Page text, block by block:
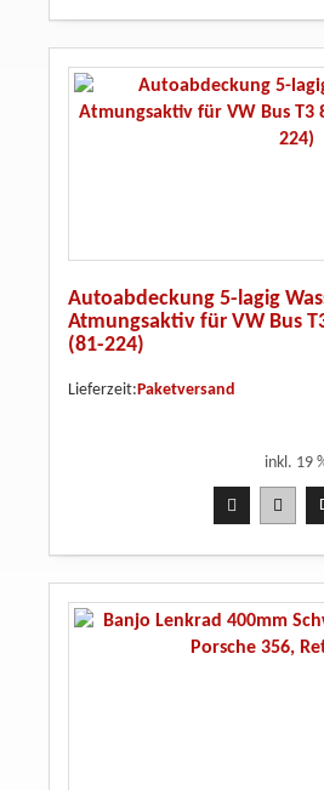
Autoabdeckung 5-lagig
Atmungsaktiv für VW Bus
(81-224)
Lieferzeit: Paketversand
inkl. 19